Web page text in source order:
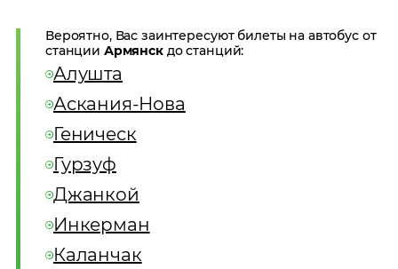
Вероятно, Вас заинтересуют билеты на автобус от
станции Армянскдо станций:
Алушта
Аскания-Нова
Геническ
Гурзуф
Джанкой
Инкерман
Каланчак